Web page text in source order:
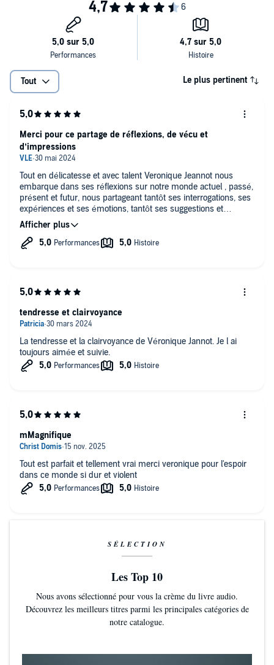
Tout Le plus pertinent
Tout en délicatesse et avec talent Veronique Jeannot nous
embarque dans ses réflexions sur notre monde actuel , passé,
présent et futur, nous partageant tantôt ses interrogations, ses
expériences et ses émotions, tantôt ses suggestions et
recommandations. Sa voix douce et claire, est un plaisir à
écouter. Merci un grand merci, j’ai adoré ! Tant, que j’irai
même acheter le livre pour l’avoir sous la main afin de
Merci pour ce partage de réflexions, de vécu et
d’impressions
La tendresse et la clairvoyance de Véronique Jannot. Je l ai
toujours aimée et suivie.
tendresse et clairvoyance
Tout est parfait et tellement vrai merci veronique pour l'espoir
dans ce monde si dur et violent
mMagnifique
SÉLECTION
Les Top 10
Nous avons sélectionné pour vous la crème du livre audio.
Découvrez les meilleurs titres parmi les principales catégories de
notre catalogue.